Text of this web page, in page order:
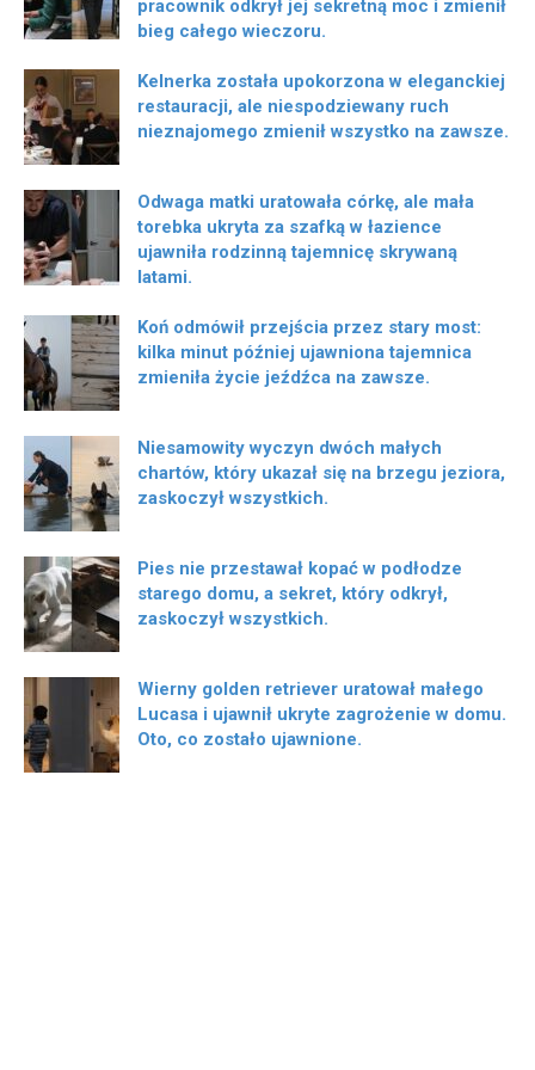
pracownik odkrył jej sekretną moc i zmienił
bieg całego wieczoru.
Kelnerka została upokorzona w eleganckiej
restauracji, ale niespodziewany ruch
nieznajomego zmienił wszystko na zawsze.
Odwaga matki uratowała córkę, ale mała
torebka ukryta za szafką w łazience
ujawniła rodzinną tajemnicę skrywaną
latami.
Koń odmówił przejścia przez stary most:
kilka minut później ujawniona tajemnica
zmieniła życie jeźdźca na zawsze.
Niesamowity wyczyn dwóch małych
chartów, który ukazał się na brzegu jeziora,
zaskoczył wszystkich.
Pies nie przestawał kopać w podłodze
starego domu, a sekret, który odkrył,
zaskoczył wszystkich.
Wierny golden retriever uratował małego
Lucasa i ujawnił ukryte zagrożenie w domu.
Oto, co zostało ujawnione.